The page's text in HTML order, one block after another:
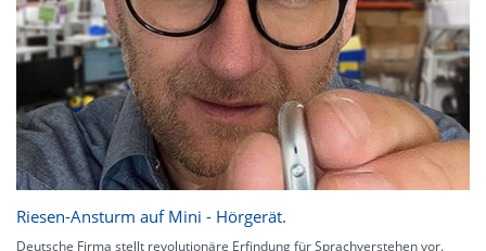
Riesen-Ansturm auf Mini - Hörgerät.
Deutsche Firma stellt revolutionäre Erfindung für Sprachverstehen vor.